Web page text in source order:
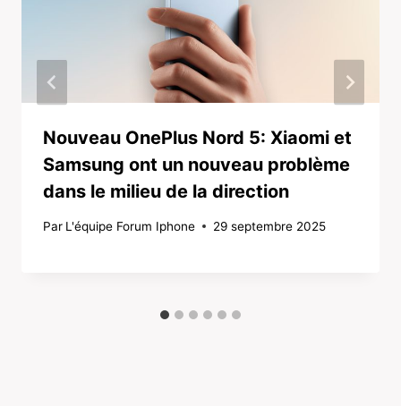
Nouveau OnePlus Nord 5: Xiaomi et
Samsung ont un nouveau problème
dans le milieu de la direction
Par L'équipe Forum Iphone 29 septembre 2025